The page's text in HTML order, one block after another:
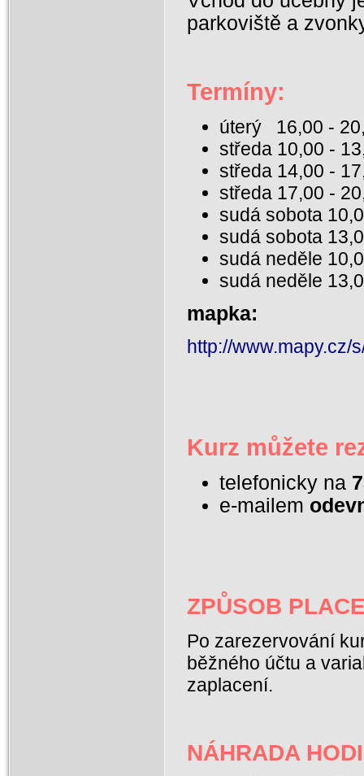
parkoviště a
Termíny:
úterý 16,00 -
středa 10,00 -
středa 14,00 -
středa 17,00 -
sudá sobota
sudá sobota
sudá neděle
sudá neděle
mapka:
http://www.mapy.cz/
Kurz můžete
telefonicky na
e-mailem
ZPŮSOB
Po zarezervování
běžného účtu a
zaplacení.
NÁHRADA